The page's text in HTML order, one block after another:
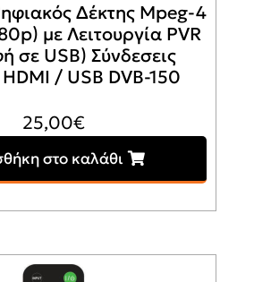
Δέκτης Mpeg-4
με Λειτουργία PVR
σε USB) Σύνδεσεις
/ USB DVB-150
25,00€
στο καλάθι